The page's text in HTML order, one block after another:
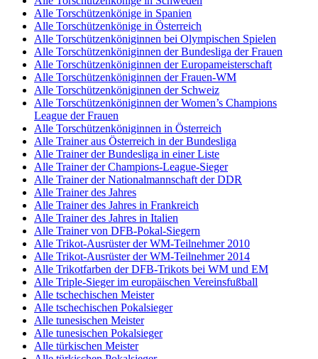
Alle Torschützenkönige in Spanien
Alle Torschützenkönige in Österreich
Alle Torschützenköniginnen bei Olympischen Spielen
Alle Torschützenköniginnen der Bundesliga der Frauen
Alle Torschützenköniginnen der Europameisterschaft
Alle Torschützenköniginnen der Frauen-WM
Alle Torschützenköniginnen der Schweiz
Alle Torschützenköniginnen der Women’s Champions
League der Frauen
Alle Torschützenköniginnen in Österreich
Alle Trainer aus Österreich in der Bundesliga
Alle Trainer der Bundesliga in einer Liste
Alle Trainer der Champions-League-Sieger
Alle Trainer der Nationalmannschaft der DDR
Alle Trainer des Jahres
Alle Trainer des Jahres in Frankreich
Alle Trainer des Jahres in Italien
Alle Trainer von DFB-Pokal-Siegern
Alle Trikot-Ausrüster der WM-Teilnehmer 2010
Alle Trikot-Ausrüster der WM-Teilnehmer 2014
Alle Trikotfarben der DFB-Trikots bei WM und EM
Alle Triple-Sieger im europäischen Vereinsfußball
Alle tschechischen Meister
Alle tschechischen Pokalsieger
Alle tunesischen Meister
Alle tunesischen Pokalsieger
Alle türkischen Meister